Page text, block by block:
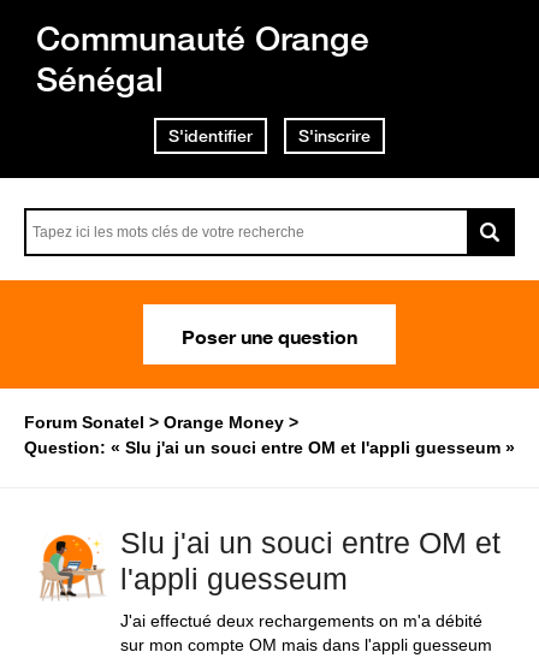
Communauté Orange
Sénégal
S'identifier S'inscrire
Poser une question
Forum Sonatel
Orange Money
Question: « Slu j'ai un souci entre OM et l'appli guesseum »
Slu j'ai un souci entre OM et
l'appli guesseum
J'ai effectué deux rechargements on m'a débité
sur mon compte OM mais dans l'appli guesseum